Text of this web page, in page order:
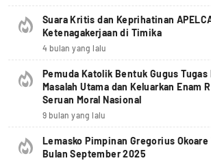
Suara Kritis dan Keprihatinan
Ketenagakerjaan di Timika
4 bulan yang lalu
Pemuda Katolik Bentuk Gugus Tugas
Masalah Utama dan Keluarkan Enam
Seruan Moral Nasional
9 bulan yang lalu
Lemasko Pimpinan Gregorius Okoare
Bulan September 2025